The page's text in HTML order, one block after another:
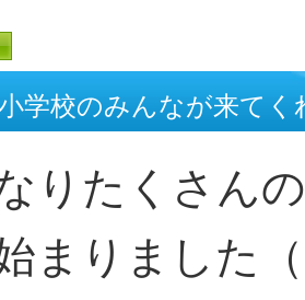
学校のみんなが来てく
りたくさん
まりました